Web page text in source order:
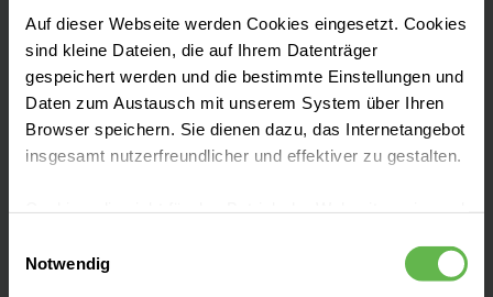
Auf dieser Webseite werden Cookies eingesetzt. Cookies
sind kleine Dateien, die auf Ihrem Datenträger
gespeichert werden und die bestimmte Einstellungen und
Daten zum Austausch mit unserem System über Ihren
Browser speichern. Sie dienen dazu, das Internetangebot
insgesamt nutzerfreundlicher und effektiver zu gestalten.
eingesetzt werden.
Notwendig
Mit über 100-jähriger Tradition ist die Helios
Mariahilf Klinik als Krankenhaus der Grund-
und Regelversorgung tief im Hamburger
Atmosphäre zeichnen den Neubau an der